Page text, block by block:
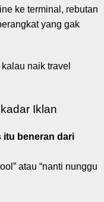
ke terminal, rebutan
yang gak
naik travel
Iklan
itu beneran dari
atau “nanti nunggu